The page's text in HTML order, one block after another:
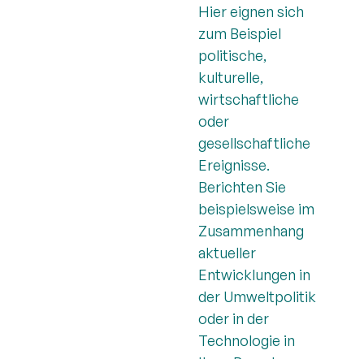
Hier eignen sich
zum Beispiel
politische,
kulturelle,
wirtschaftliche
oder
gesellschaftliche
Ereignisse.
Berichten Sie
beispielsweise im
Zusammenhang
aktueller
Entwicklungen in
der Umweltpolitik
oder in der
Technologie in